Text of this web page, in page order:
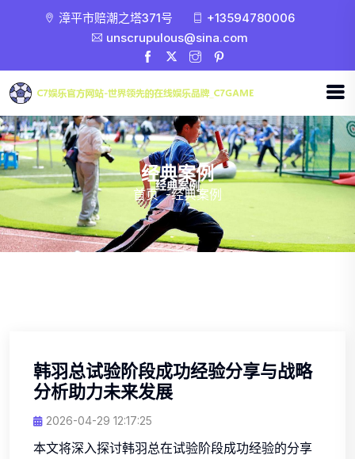
漳平市赔潮之塔371号
+13594780006
unscrupulous@sina.com
经典案例
首页 -经典案例
韩羽总试验阶段成功经验分享与战略
分析助力未来发展
2026-04-29 12:17:25
本文将深入探讨韩羽总在试验阶段成功经验的分享